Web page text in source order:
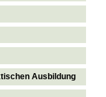
Ausbildung